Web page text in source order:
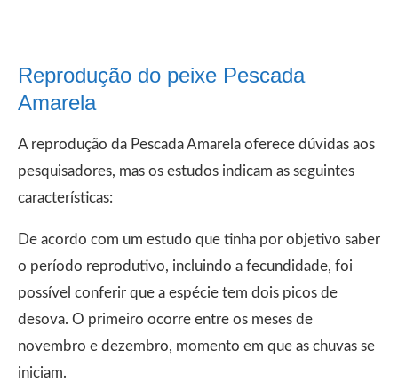
Reprodução do peixe Pescada
Amarela
A reprodução da Pescada Amarela oferece dúvidas aos
pesquisadores, mas os estudos indicam as seguintes
características:
De acordo com um estudo que tinha por objetivo saber
o período reprodutivo, incluindo a fecundidade, foi
possível conferir que a espécie tem dois picos de
desova. O primeiro ocorre entre os meses de
novembro e dezembro, momento em que as chuvas se
iniciam.